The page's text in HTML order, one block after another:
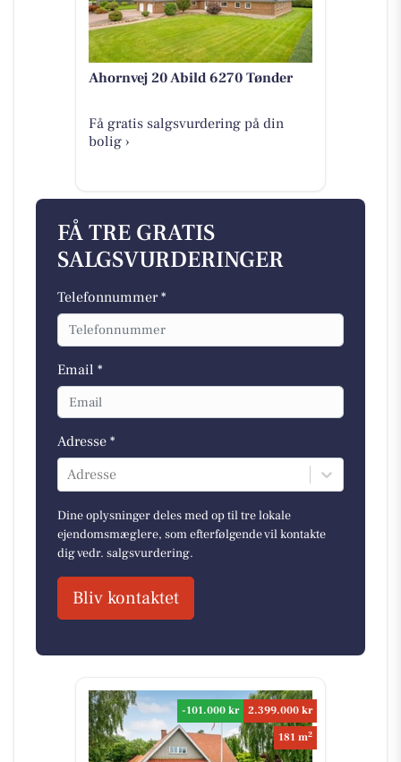
Ahornvej 20 Abild 6270 Tønder
Få gratis salgsvurdering på din
bolig ›
FÅ TRE GRATIS
SALGSVURDERINGER
Telefonnummer *
Email *
Adresse *
Adresse
Dine oplysninger deles med op til tre lokale
ejendomsmæglere, som efterfølgende vil kontakte
dig vedr. salgsvurdering.
Bliv kontaktet
-101.000 kr
2.399.000 kr
181 m2